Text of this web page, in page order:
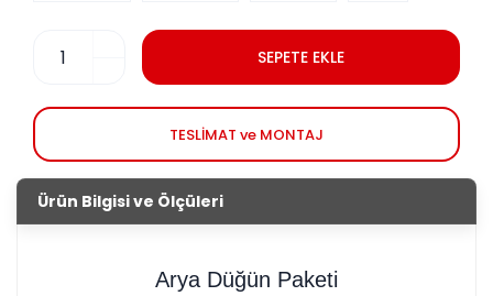
SEPETE EKLE
TESLİMAT ve MONTAJ
Ürün Bilgisi ve Ölçüleri
Arya Düğün Paketi